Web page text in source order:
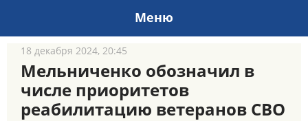
Меню
18 декабря 2024, 20:45
Мельниченко обозначил в
числе приоритетов
реабилитацию ветеранов СВО